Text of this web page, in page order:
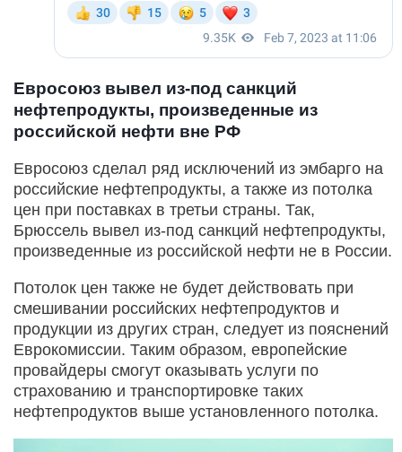
Евросоюз вывел из-под санкций
нефтепродукты, произведенные из
российской нефти вне РФ
Евросоюз сделал ряд исключений из эмбарго на
российские нефтепродукты, а также из потолка
цен при поставках в третьи страны. Так,
Брюссель вывел из-под санкций нефтепродукты,
произведенные из российской нефти не в России.
Потолок цен также не будет действовать при
смешивании российских нефтепродуктов и
продукции из других стран, следует из пояснений
Еврокомиссии. Таким образом, европейские
провайдеры смогут оказывать услуги по
страхованию и транспортировке таких
нефтепродуктов выше установленного потолка.